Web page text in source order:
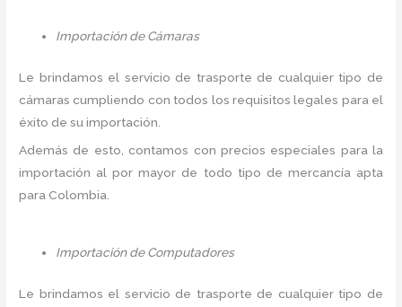
Importación de Cámaras
Le brindamos el servicio de trasporte de cualquier tipo de
cámaras cumpliendo con todos los requisitos legales para el
éxito de su importación.
Además de esto, contamos con precios especiales para la
importación al por mayor de todo tipo de mercancía apta
para Colombia.
Importación de Computadores
Le brindamos el servicio de trasporte de cualquier tipo de